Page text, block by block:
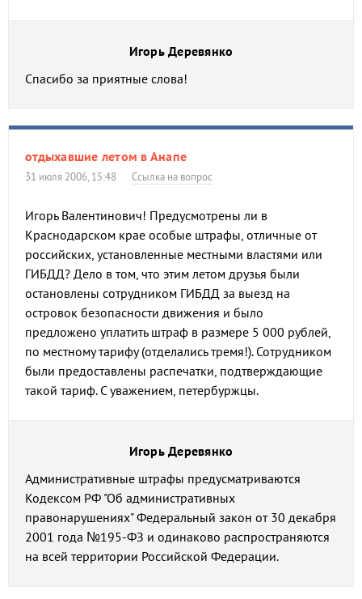
Игорь Деревянко
Спасибо за приятные слова!
отдыхавшие летом в Анапе
31 июля 2006, 15:48 Ссылка на вопрос
Игорь Валентинович! Предусмотрены ли в
Краснодарском крае особые штрафы, отличные от
российских, установленные местными властями или
ГИБДД? Дело в том, что этим летом друзья были
остановлены сотрудником ГИБДД за выезд на
островок безопасности движения и было
предложено уплатить штраф в размере 5 000 рублей,
по местному тарифу (отделались тремя!). Сотрудником
были предоставлены распечатки, подтверждающие
такой тариф. С уважением, петербуржцы.
Игорь Деревянко
Административные штрафы предусматриваются
Кодексом РФ "Об административных
правонарушениях" Федеральный закон от 30 декабря
2001 года №195-ФЗ и одинаково распространяются
на всей территории Российской Федерации.